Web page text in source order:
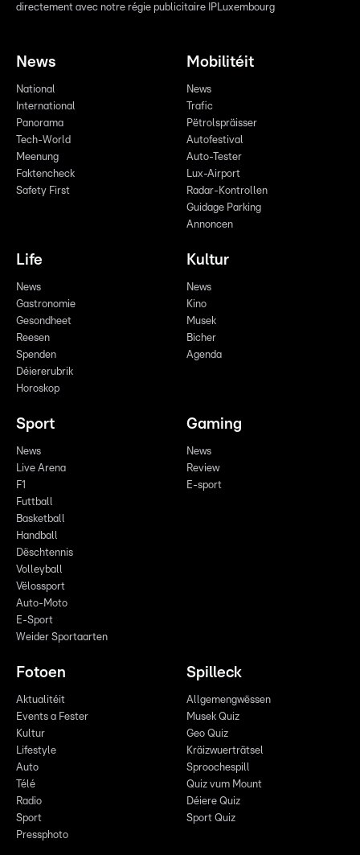
directement avec notre régie publicitaire IPLuxembourg
News
National
International
Panorama
Tech-World
Meenung
Faktencheck
Safety First
Mobilitéit
News
Trafic
Pëtrolspräisser
Autofestival
Auto-Tester
Lux-Airport
Radar-Kontrollen
Guidage Parking
Annoncen
Life
News
Gastronomie
Gesondheet
Reesen
Spenden
Déiererubrik
Horoskop
Kultur
News
Kino
Musek
Bicher
Agenda
Sport
News
Live Arena
F1
Futtball
Basketball
Handball
Dëschtennis
Volleyball
Vëlossport
Auto-Moto
E-Sport
Weider Sportaarten
Gaming
News
Review
E-sport
Fotoen
Aktualitéit
Events a Fester
Kultur
Lifestyle
Auto
Télé
Radio
Sport
Pressphoto
Spilleck
Allgemengwëssen
Musek Quiz
Geo Quiz
Kräizwuerträtsel
Sproochespill
Quiz vum Mount
Déiere Quiz
Sport Quiz